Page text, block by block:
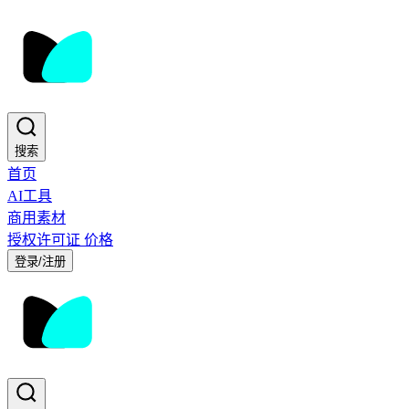
搜索
首页
AI工具
商用素材
授权许可证 价格
登录/注册